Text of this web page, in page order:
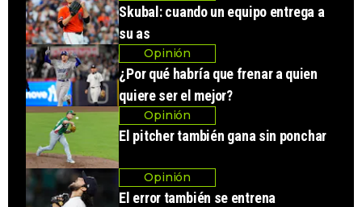
Skubal: cuando un equipo entrega a
su as
Opinión
¿Por qué habría que frenar a quien
quiere ser el mejor?
Opinión
El pitcher también gana sin ponchar
Opinión
El error también se entrena